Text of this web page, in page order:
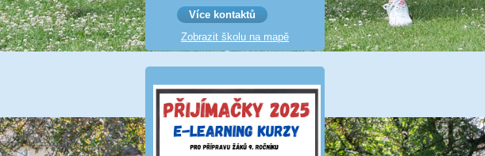
Více kontaktů
Zobrazit školu na mapě